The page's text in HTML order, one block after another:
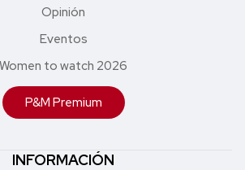
Opinión
Eventos
Women to watch 2026
P&M Premium
INFORMACIÓN